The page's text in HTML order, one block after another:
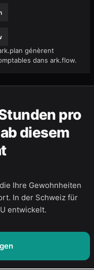
génèrent
dans ark.flow.
pro
diesem
Ihre Gewohnheiten
In der Schweiz für
entwickelt.